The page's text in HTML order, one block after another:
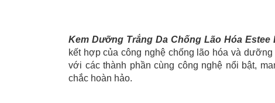
Kem Dưỡng Trắng Da Chống Lão Hóa
kết hợp của công nghệ chống lão hóa và
với các thành phần cùng công nghệ nổi bật,
chắc hoàn hảo.